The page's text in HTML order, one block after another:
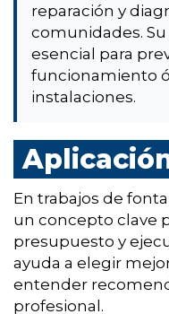
reparación y
comunidades.
esencial para
funcionamiento
instalaciones.
En trabajos de
un concepto clave
presupuesto y
ayuda a elegir
entender
profesional.